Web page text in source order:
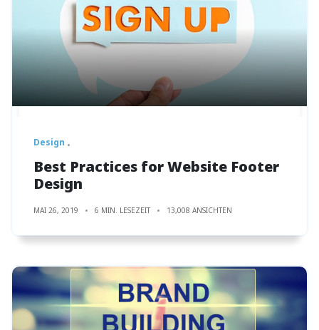
Design
Best Practices for Website Footer
Design
MAI 26, 2019 6 MIN. LESEZEIT 13,008 ANSICHTEN